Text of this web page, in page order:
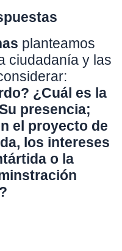
planteamos
ciudadanía y las
¿Cuál es la
presencia;
el proyecto de
los intereses
o la